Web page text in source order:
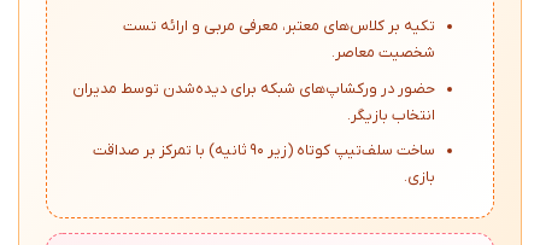
تکیه بر کلاس‌های معتبر، معرفی مربی و ارائه تست
شخصیت معاصر.
حضور در ورکشاپ‌های شبکه برای دیده‌شدن توسط مدیران
انتخاب بازیگر.
ساخت سلف‌تیپ کوتاه (زیر ۹۰ ثانیه) با تمرکز بر صداقت
بازی.